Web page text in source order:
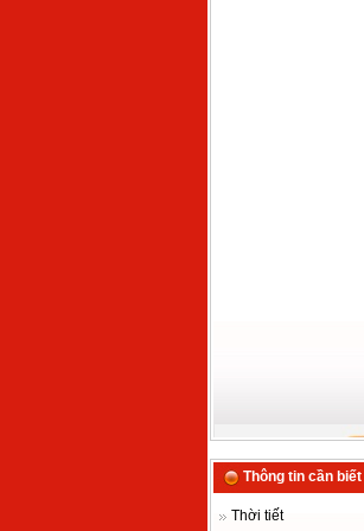
Thông tin cần biết
Thời tiết